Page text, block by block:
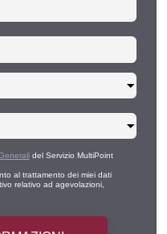
del Servizio MultiPoint
al trattamento dei miei dati
relativo ad agevolazioni,